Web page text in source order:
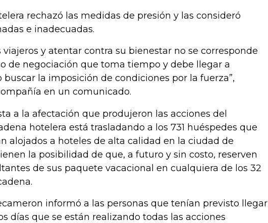
rechazó las medidas de presión y las consideró
e inadecuadas.
viajeros y atentar contra su bienestar no se corresponde
de negociación que toma tiempo y debe llegar a
buscar la imposición de condiciones por la fuerza”,
en un comunicado.
a la afectación que produjeron las acciones del
hotelera está trasladando a los 731 huéspedes que
alojados a hoteles de alta calidad en la ciudad de
la posibilidad de que, a futuro y sin costo, reserven
de sus paquete vacacional en cualquiera de los 32
informó a las personas que tenían previsto llegar
días que se están realizando todas las acciones